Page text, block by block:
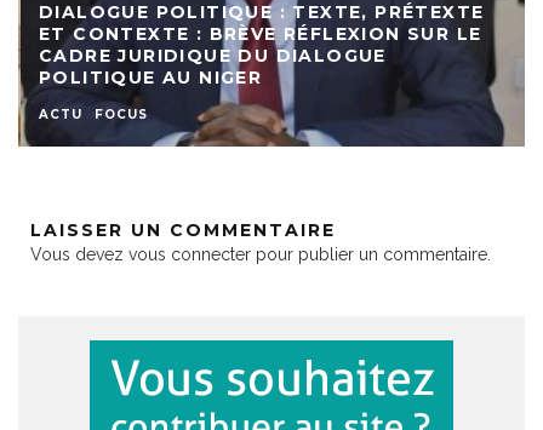
DIALOGUE POLITIQUE : TEXTE, PRÉTEXTE
ET CONTEXTE : BRÈVE RÉFLEXION SUR LE
CADRE JURIDIQUE DU DIALOGUE
POLITIQUE AU NIGER
ACTU FOCUS
LAISSER UN COMMENTAIRE
Vous devez vous connecter pour publier un commentaire.